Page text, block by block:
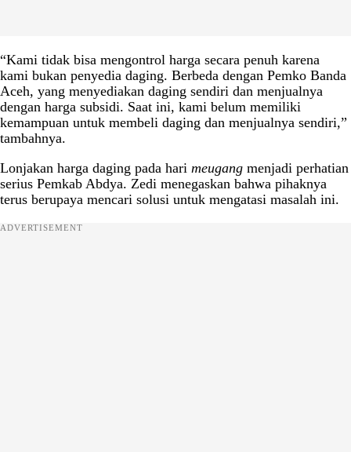
“Kami tidak bisa mengontrol harga secara penuh karena
kami bukan penyedia daging. Berbeda dengan Pemko Banda
Aceh, yang menyediakan daging sendiri dan menjualnya
dengan harga subsidi. Saat ini, kami belum memiliki
kemampuan untuk membeli daging dan menjualnya sendiri,”
tambahnya.
Lonjakan harga daging pada hari meugang menjadi perhatian
serius Pemkab Abdya. Zedi menegaskan bahwa pihaknya
terus berupaya mencari solusi untuk mengatasi masalah ini.
ADVERTISEMENT